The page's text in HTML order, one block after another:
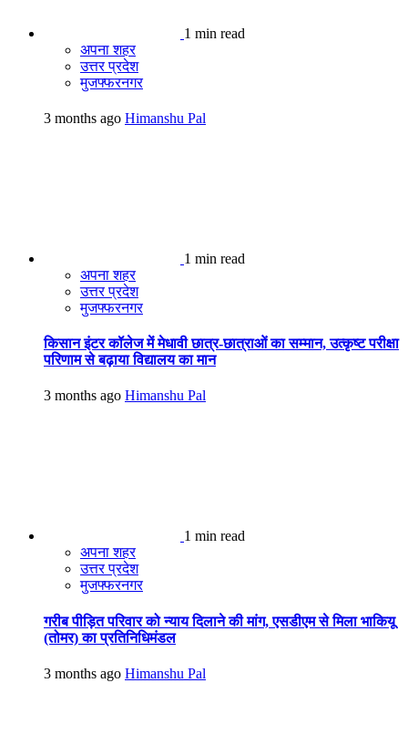
1 min read
अपना शहर
उत्तर प्रदेश
मुजफ्फरनगर
3 months ago Himanshu Pal
1 min read
अपना शहर
उत्तर प्रदेश
मुजफ्फरनगर
किसान इंटर कॉलेज में मेधावी छात्र-छात्राओं का सम्मान, उत्कृष्ट परीक्षा
परिणाम से बढ़ाया विद्यालय का मान
3 months ago Himanshu Pal
1 min read
अपना शहर
उत्तर प्रदेश
मुजफ्फरनगर
गरीब पीड़ित परिवार को न्याय दिलाने की मांग, एसडीएम से मिला भाकियू
(तोमर) का प्रतिनिधिमंडल
3 months ago Himanshu Pal